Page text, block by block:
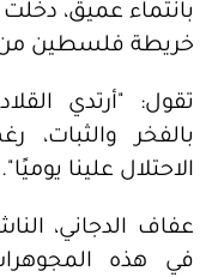
بانتماء عميق،
خريطة فلسطين من
تقول: "أرتدي
بالفخر والثبات،
الاحتلال علينا يوميًا".
عفاف الدجاني،
في هذه